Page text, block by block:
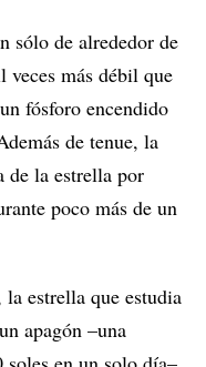
sólo de alrededor de
veces más débil que
fósforo encendido
de tenue, la
de la estrella por
poco más de un
estrella que estudia
apagón –una